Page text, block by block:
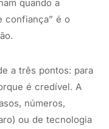
quando a
confiança” é o
a três pontos: para
é credível. A
números,
ou de tecnologia